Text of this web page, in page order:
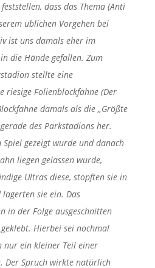
dass das Thema (Anti
üblichen Vorgehen bei
ist uns damals eher im
die Hände gefallen. Zum
stellte eine
riesige Folienblockfahne (Der
damals als die „Größte
des Parkstadions her.
gezeigt wurde und danach
liegen gelassen wurde,
Ultras diese, stopften sie in
sie ein. Das
in der Folge ausgeschnitten
Hierbei sei nochmal
nur ein kleiner Teil einer
Der Spruch wirkte natürlich